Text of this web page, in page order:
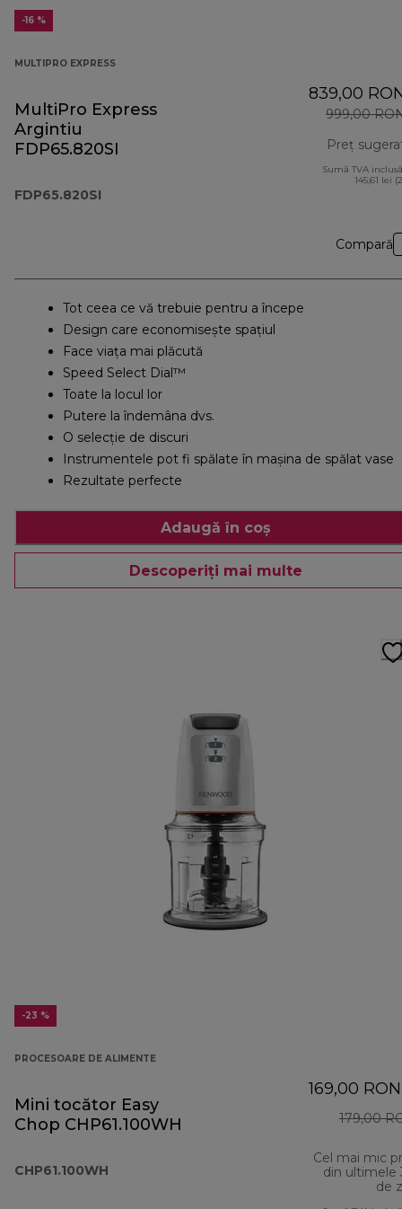
-16 %
MULTIPRO EXPRESS
MultiPro Express
Argintiu
FDP65.820SI
FDP65.820SI
839,00
999,00
Preț
Sumă TVA
145,61 lei
Compară
Tot ceea ce vă trebuie pentru a începe
Design care economisește spațiul
Face viața mai plăcută
Speed Select Dial™
Toate la locul lor
Putere la îndemâna dvs.
O selecție de discuri
Instrumentele pot fi spălate în mașina de spălat vase
Rezultate perfecte
Adaugă în coș
Descoperiți mai multe
-23 %
PROCESOARE DE ALIMENTE
Mini tocător Easy
Chop CHP61.100WH
CHP61.100WH
169,00 RON
179,00
Cel mai mic
din ultimele
de